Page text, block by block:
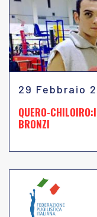
29 Febbraio
QUERO-
BRONZI